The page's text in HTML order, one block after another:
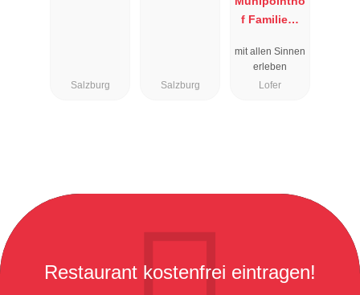
Salzburg Salzburg
f Familien-
mit allen Sinnen
erleben
Lofer
Restaurant kostenfrei eintragen!